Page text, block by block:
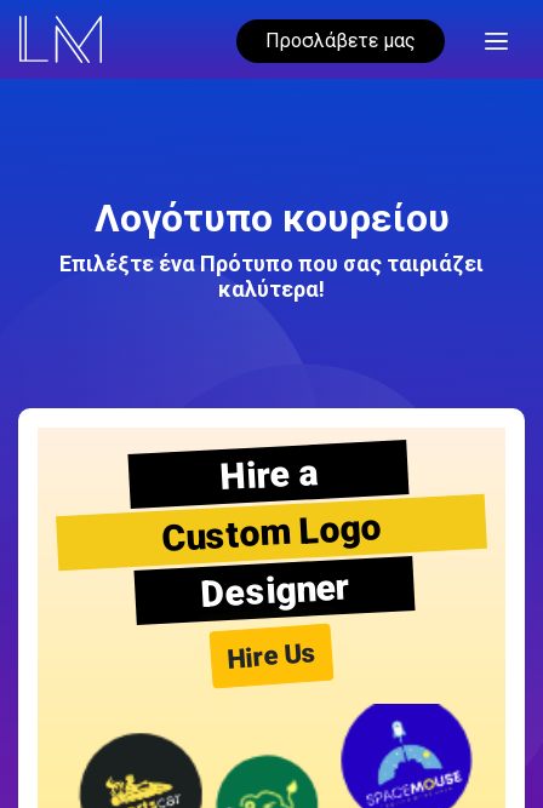
Προσλάβετε μας
Λογότυπο κουρείου
Επιλέξτε ένα Πρότυπο που σας ταιριάζει
καλύτερα!
Hire a
Custom Logo
Designer
Hire Us